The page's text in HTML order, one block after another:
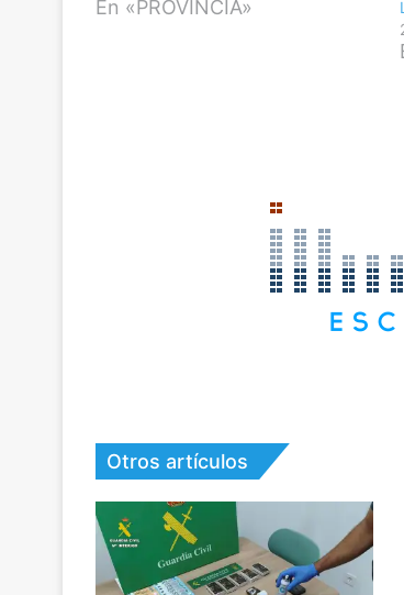
En «PROVINCIA»
Otros artículos